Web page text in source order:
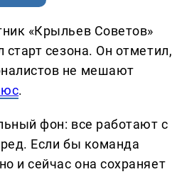
«Крыльев Советов»
сезона. Он отметил,
не мешают
.
фон: все работают с
Если бы команда
и сейчас она сохраняет